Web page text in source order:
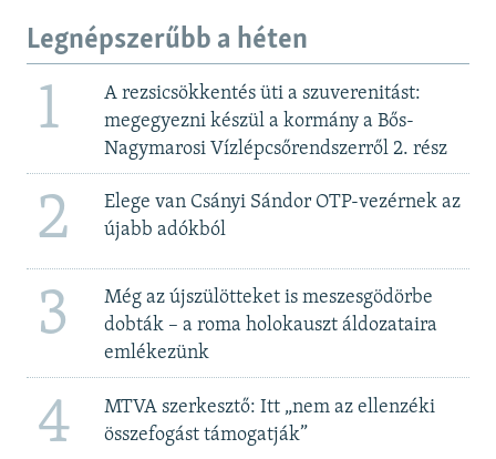
Legnépszerűbb a héten
1
A rezsicsökkentés üti a szuverenitást:
megegyezni készül a kormány a Bős-
Nagymarosi Vízlépcsőrendszerről 2. rész
2
Elege van Csányi Sándor OTP-vezérnek az
újabb adókból
3
Még az újszülötteket is meszesgödörbe
dobták – a roma holokauszt áldozataira
emlékezünk
4
MTVA szerkesztő: Itt „nem az ellenzéki
összefogást támogatják”